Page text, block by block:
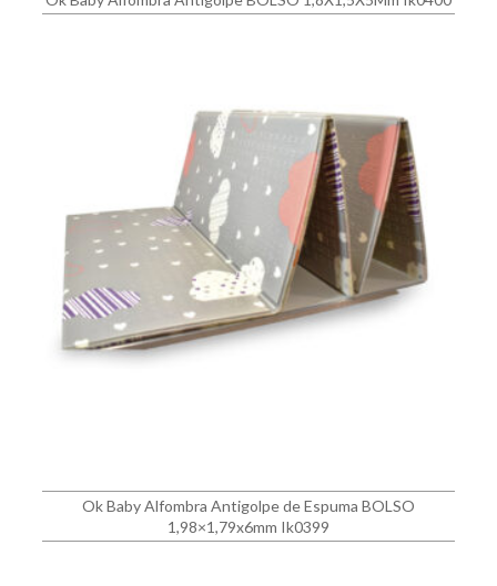
Ok Baby Alfombra Antigolpe de Espuma BOLSO
1,98×1,79x6mm Ik0399